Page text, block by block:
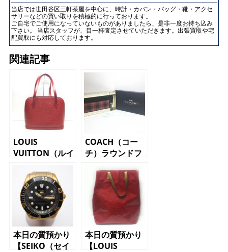
当店では世田谷区三軒茶屋を中心に、時計・カバン・バッグ・靴・アクセ
サリーなどの買い取りを積極的に行っております。
ご自宅でご使用になっていないものがありましたら、是非一度お持ち込み
下さい。 当店スタッフが、目一杯査定させていただきます。出張買取や宅
配買取にも対応しております。
関連記事
LOUIS
VUITTON（ルイ
ドバッグ エ
ピ リュサック
COACH（コー
チ）ラウンドフ
布 F55431 チ
ェック
本日の質預かり
【SEIKO（セイ
本日の質預かり
【LOUIS